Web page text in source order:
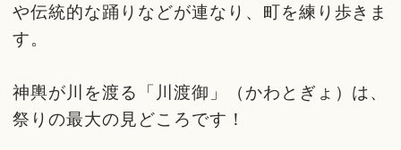
や伝統的な踊りなどが連なり、町を練り歩きま
す。
神輿が川を渡る「川渡御」（かわとぎょ）は、
祭りの最大の見どころです！